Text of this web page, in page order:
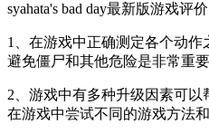
syahata's bad day最新版游戏评价
1、在游戏中正确测定各个动
避免僵尸和其他危险是非常重要
2、游戏中有多种升级因素可
在游戏中尝试不同的游戏方法和